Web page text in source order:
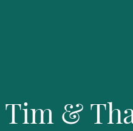
Tim &